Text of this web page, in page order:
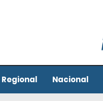
Regional Nacional